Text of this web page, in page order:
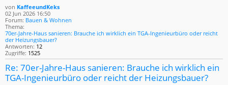
von KaffeeundKeks
02 Jun 2026 16:50
Forum: Bauen & Wohnen
Thema:
70er-Jahre-Haus sanieren: Brauche ich wirklich ein TGA-Ingenieurbüro oder reicht
der Heizungsbauer?
Antworten: 12
Zugriffe: 1525
Re: 70er-Jahre-Haus sanieren: Brauche ich wirklich ein
TGA-Ingenieurbüro oder reicht der Heizungsbauer?